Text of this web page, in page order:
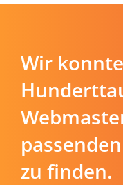
Wir
zu finden.